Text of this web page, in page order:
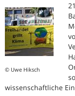
© Uwe Hiksch
wissenschaftliche